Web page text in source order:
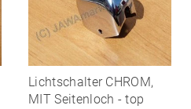
Lichtschalter CHROM,
MIT Seitenloch - top